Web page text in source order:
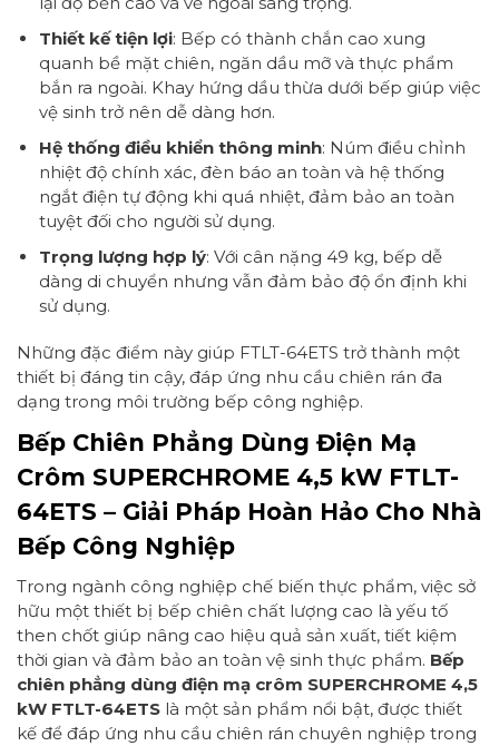
Thiết kế tiện lợi: Bếp có thành chắn cao xung
quanh bề mặt chiên, ngăn dầu mỡ và thực phẩm
bắn ra ngoài. Khay hứng dầu thừa dưới bếp giúp việc
vệ sinh trở nên dễ dàng hơn.
Hệ thống điều khiển thông minh: Núm điều chỉnh
nhiệt độ chính xác, đèn báo an toàn và hệ thống
ngắt điện tự động khi quá nhiệt, đảm bảo an toàn
tuyệt đối cho người sử dụng.
Trọng lượng hợp lý: Với cân nặng 49 kg, bếp dễ
dàng di chuyển nhưng vẫn đảm bảo độ ổn định khi
sử dụng.
Những đặc điểm này giúp FTLT-64ETS trở thành một
thiết bị đáng tin cậy, đáp ứng nhu cầu chiên rán đa
dạng trong môi trường bếp công nghiệp.
Bếp Chiên Phẳng Dùng Điện Mạ
Crôm SUPERCHROME 4,5 kW FTLT-
64ETS – Giải Pháp Hoàn Hảo Cho Nhà
Bếp Công Nghiệp
Trong ngành công nghiệp chế biến thực phẩm, việc sở
hữu một thiết bị bếp chiên chất lượng cao là yếu tố
then chốt giúp nâng cao hiệu quả sản xuất, tiết kiệm
thời gian và đảm bảo an toàn vệ sinh thực phẩm. Bếp
chiên phẳng dùng điện mạ crôm SUPERCHROME 4,5
kW FTLT-64ETS là một sản phẩm nổi bật, được thiết
kế để đáp ứng nhu cầu chiên rán chuyên nghiệp trong